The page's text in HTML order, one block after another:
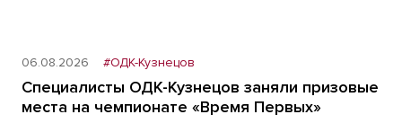
06.08.2026 #ОДК-Кузнецов
Специалисты ОДК-Кузнецов заняли призовые
места на чемпионате «Время Первых»